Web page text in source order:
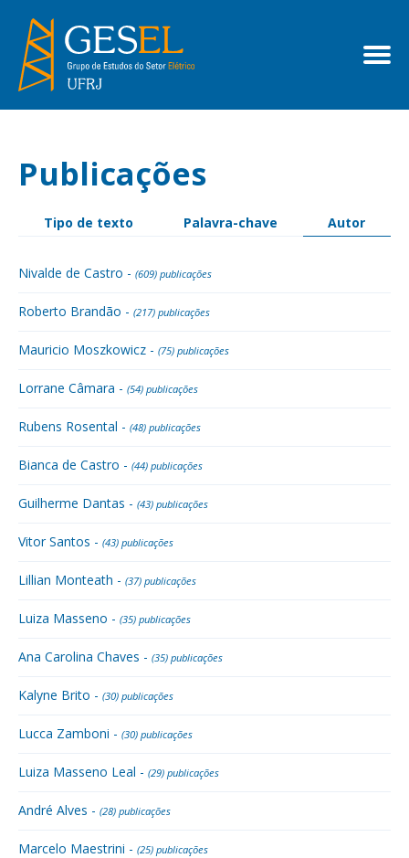
Publicações
Tipo de texto Palavra-chave Autor
Nivalde de Castro - (609) publicações
Roberto Brandão - (217) publicações
Mauricio Moszkowicz - (75) publicações
Lorrane Câmara - (54) publicações
Rubens Rosental - (48) publicações
Bianca de Castro - (44) publicações
Guilherme Dantas - (43) publicações
Vitor Santos - (43) publicações
Lillian Monteath - (37) publicações
Luiza Masseno - (35) publicações
Ana Carolina Chaves - (35) publicações
Kalyne Brito - (30) publicações
Lucca Zamboni - (30) publicações
Luiza Masseno Leal - (29) publicações
André Alves - (28) publicações
Marcelo Maestrini - (25) publicações